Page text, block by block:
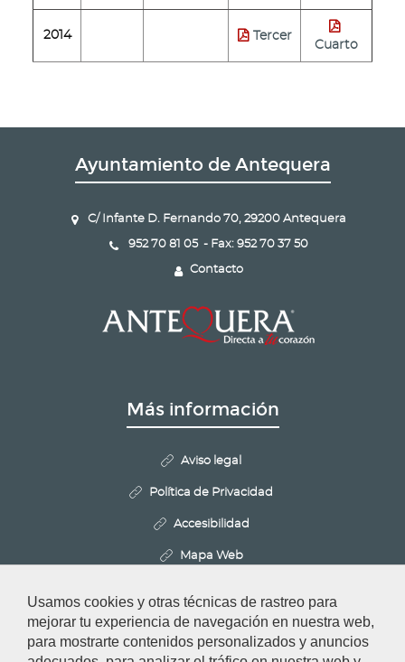
Usamos cookies y otras técnicas de rastreo para
mejorar tu experiencia de navegación en nuestra web,
para mostrarte contenidos personalizados y anuncios
2014 Tercer
Cuarto
Ayuntamiento de Antequera
C/ Infante D. Fernando 70, 29200 Antequera
952 70 81 05 - Fax: 952 70 37 50
Contacto
Más información
Aviso legal
Política de Privacidad
Accesibilidad
Mapa Web
Configurar cookies